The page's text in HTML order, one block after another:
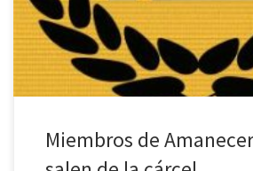
motivo de su encarcelamiento se debió a la
siguió al […]
Miembros de